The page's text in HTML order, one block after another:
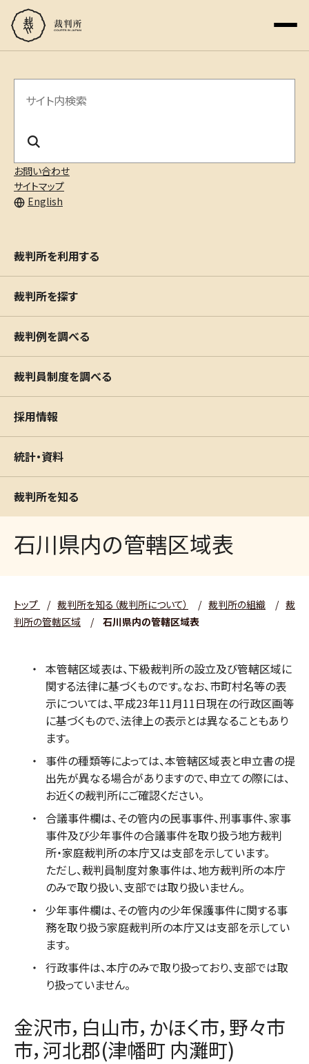
お問い合わせ
サイトマップ
English
サ
内
検
裁判所を利用する
裁判所を探す
裁判例を調べる
裁判員制度を調べる
採用情報
統計・資料
裁判所を知る
石川県内の管轄区域表
トップ / 裁判所を知る（裁判所について） / 裁判所の組織 / 裁
判所の管轄区域
/ 石川県内の管轄区域表
本管轄区域表は、下級裁判所の設立及び管轄区域に
関する法律に基づくものです。なお、市町村名等の表
示については、平成23年11月11日現在の行政区画等
に基づくもので、法律上の表示とは異なることもあり
ます。
事件の種類等によっては、本管轄区域表と申立書の提
出先が異なる場合がありますので、申立ての際には、
お近くの裁判所にご確認ください。
合議事件欄は、その管内の民事事件、刑事事件、家事
事件及び少年事件の合議事件を取り扱う地方裁判
所・家庭裁判所の本庁又は支部を示しています。
ただし、裁判員制度対象事件は、地方裁判所の本庁
のみで取り扱い、支部では取り扱いません。
少年事件欄は、その管内の少年保護事件に関する事
務を取り扱う家庭裁判所の本庁又は支部を示してい
ます。
行政事件は、本庁のみで取り扱っており、支部では取
り扱っていません。
金沢市，白山市，かほく市，野々市
市，河北郡(津幡町 内灘町)